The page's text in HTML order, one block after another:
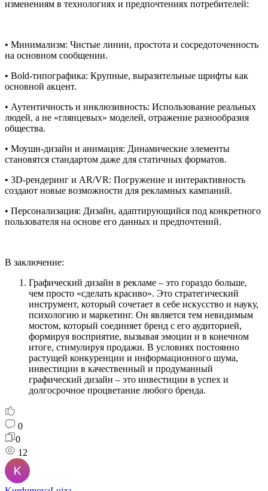
изменениям в технологиях и предпочтениях потребителей:
• Минимализм: Чистые линии, простота и сосредоточенность
на основном сообщении.
• Bold-типографика: Крупные, выразительные шрифты как
основной акцент.
• Аутентичность и инклюзивность: Использование реальных
людей, а не «глянцевых» моделей, отражение разнообразия
общества.
• Моушн-дизайн и анимация: Динамические элементы
становятся стандартом даже для статичных форматов.
• 3D-рендеринг и AR/VR: Погружение и интерактивность
создают новые возможности для рекламных кампаний.
• Персонализация: Дизайн, адаптирующийся под конкретного
пользователя на основе его данных и предпочтений.
В заключение:
Графический дизайн в рекламе – это гораздо больше,
чем просто «сделать красиво». Это стратегический
инструмент, который сочетает в себе искусство и науку,
психологию и маркетинг. Он является тем невидимым
мостом, который соединяет бренд с его аудиторией,
формируя восприятие, вызывая эмоции и в конечном
итоге, стимулируя продажи. В условиях постоянно
растущей конкуренции и информационного шума,
инвестиции в качественный и продуманный
графический дизайн – это инвестиции в успех и
долгосрочное процветание любого бренда.
0
0
12